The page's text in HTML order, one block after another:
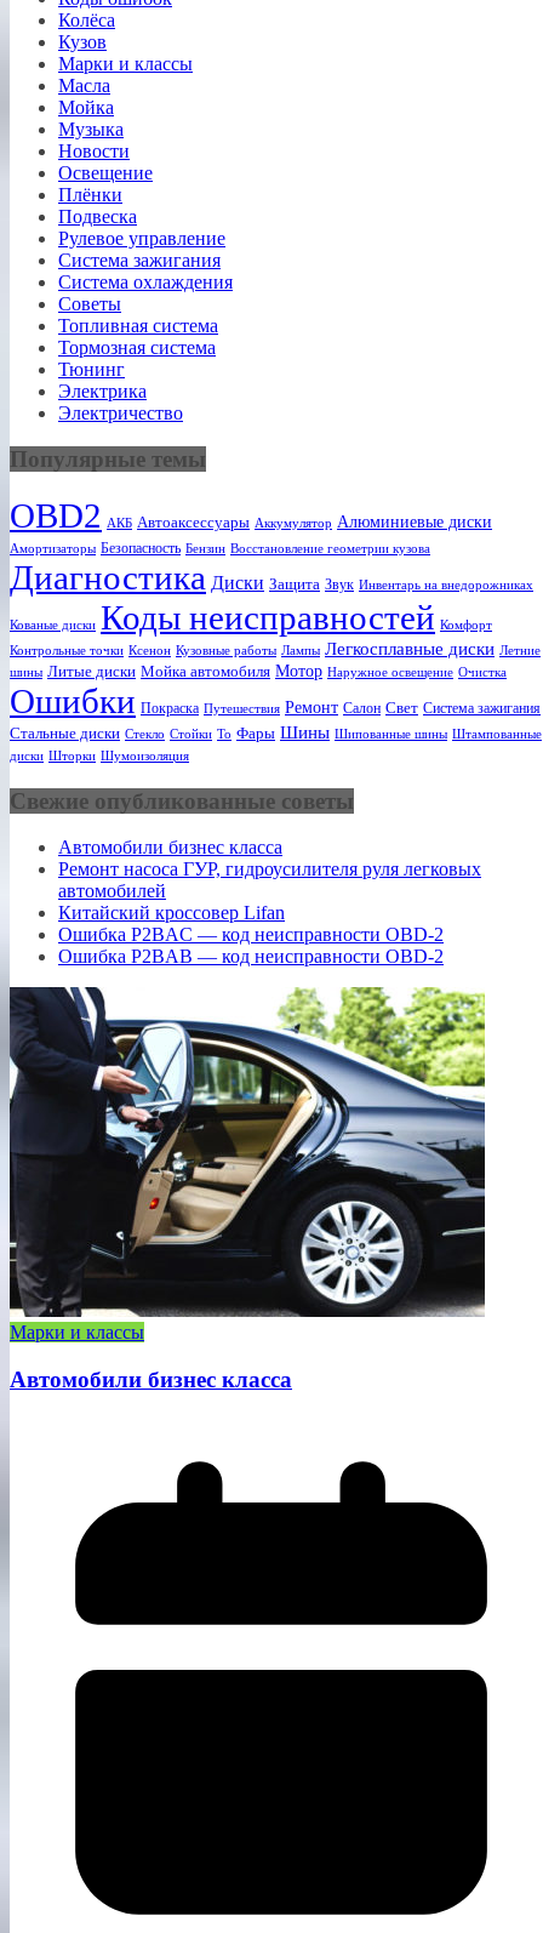
Колёса
Кузов
Марки и классы
Масла
Мойка
Музыка
Новости
Освещение
Плёнки
Подвеска
Рулевое управление
Система зажигания
Система охлаждения
Советы
Топливная система
Тормозная система
Тюнинг
Электрика
Электричество
Популярные темы
OBD2 АКБ Автоаксессуары Аккумулятор Алюминиевые диски
Амортизаторы Безопасность Бензин Восстановление геометрии кузова
Диагностика Диски Защита Звук Инвентарь на внедорожниках
Кованые диски Коды неисправностей Комфорт
Контрольные точки Ксенон Кузовные работы Лампы Легкосплавные диски Летние
шины Литые диски Мойка автомобиля Мотор Наружное освещение Очистка
Ошибки Покраска Путешествия Ремонт Салон Свет Система зажигания
Стальные диски Стекло Стойки То Фары Шины Шипованные шины Штампованные
диски Шторки Шумоизоляция
Свежие опубликованные советы
Автомобили бизнес класса
Ремонт насоса ГУР, гидроусилителя руля легковых
автомобилей
Китайский кроссовер Lifan
Ошибка P2BAC — код неисправности OBD-2
Ошибка P2BAB — код неисправности OBD-2
Марки и классы
Автомобили бизнес класса